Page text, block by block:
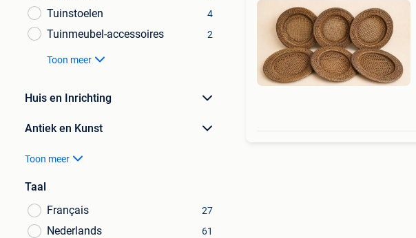
Tuinstoelen 4
Tuinmeubel-accessoires 2
Toon meer
Huis en Inrichting
Antiek en Kunst
Toon meer
Taal
Français
27
Nederlands 61